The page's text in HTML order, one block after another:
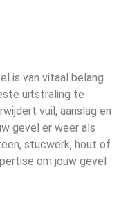
is van vitaal belang
uitstraling te
vuil, aanslag en
gevel er weer als
stucwerk, hout of
om jouw gevel